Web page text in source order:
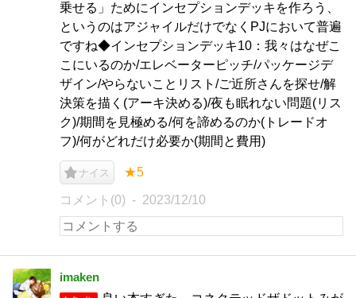
乗せる」ためにインセプションデッキを作ろう、
というのはアジャイルだけでなくPJにおいて普遍
ですね◆インセプションデッキ10：我々はなぜこ
こにいるのか/エレベーターピッチ/パッケージデ
ザイン/やらないことリスト/ご近所さんを探せ/解
決策を描く(アーキ決める)/夜も眠れない問題(リス
ク)/期間を見極める/何を諦めるのか(トレードオ
フ)/何がどれだけ必要か(期間と費用)
ナイス ★5
コメント(0) 2023/12/10
imaken